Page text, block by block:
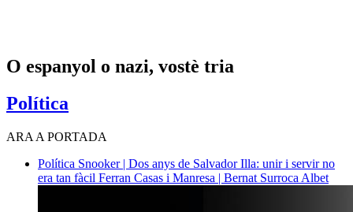
O espanyol o nazi, vostè tria
Política
ARA A PORTADA
Política Snooker | Dos anys de Salvador Illa: unir i servir no
era tan fàcil Ferran Casas i Manresa | Bernat Surroca Albet